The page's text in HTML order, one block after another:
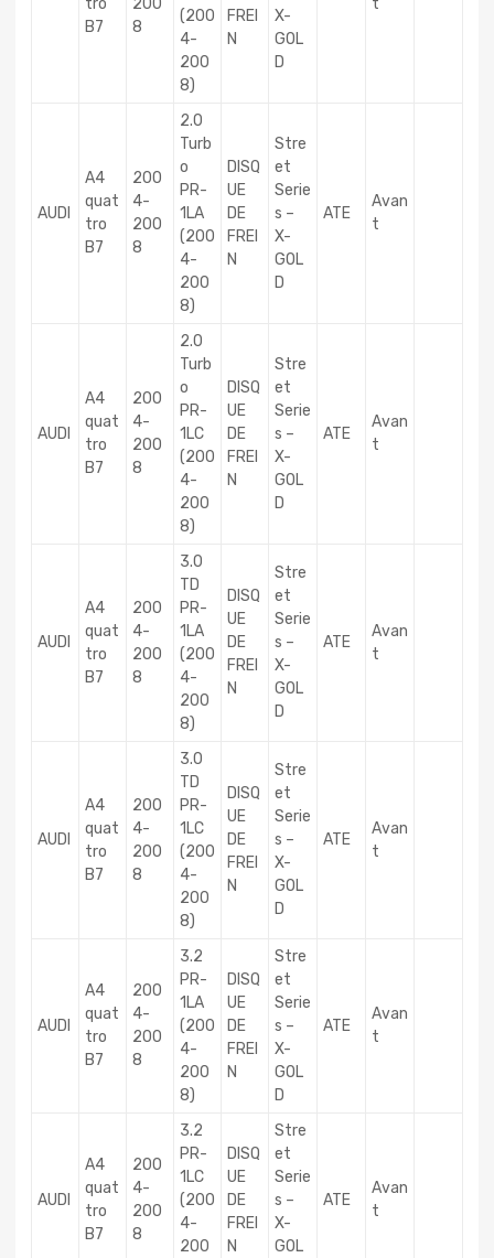
tro
B7
200
8
(200
4-
200
8)
FREI
N
X-
GOL
D
t
AUDI
A4
quat
tro
B7
200
4-
200
8
2.0
Turb
o
PR-
1LA
(200
4-
200
8)
DISQ
UE
DE
FREI
N
Stre
et
Serie
s –
X-
GOL
D
ATE
Avan
t
AUDI
A4
quat
tro
B7
200
4-
200
8
2.0
Turb
o
PR-
1LC
(200
4-
200
8)
DISQ
UE
DE
FREI
N
Stre
et
Serie
s –
X-
GOL
D
ATE
Avan
t
AUDI
A4
quat
tro
B7
200
4-
200
8
3.0
TD
PR-
1LA
(200
4-
200
8)
DISQ
UE
DE
FREI
N
Stre
et
Serie
s –
X-
GOL
D
ATE
Avan
t
AUDI
A4
quat
tro
B7
200
4-
200
8
3.0
TD
PR-
1LC
(200
4-
200
8)
DISQ
UE
DE
FREI
N
Stre
et
Serie
s –
X-
GOL
D
ATE
Avan
t
AUDI
A4
quat
tro
B7
200
4-
200
8
3.2
PR-
1LA
(200
4-
200
8)
DISQ
UE
DE
FREI
N
Stre
et
Serie
s –
X-
GOL
D
ATE
Avan
t
AUDI
A4
quat
tro
B7
200
4-
200
8
3.2
PR-
1LC
(200
4-
200
DISQ
UE
DE
FREI
N
Stre
et
Serie
s –
X-
GOL
ATE
Avan
t